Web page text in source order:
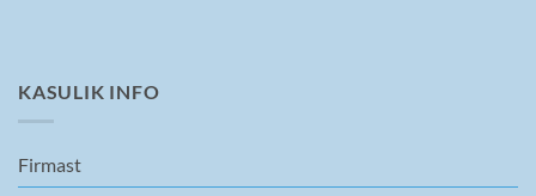
KASULIK INFO
Firmast